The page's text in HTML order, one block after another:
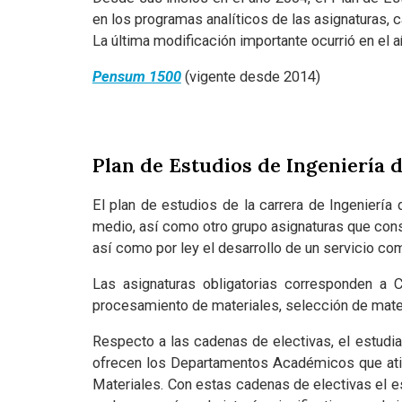
en los programas analíticos de las asignaturas,
La última modificación importante ocurrió en el
Pensum 1500(vigente desde 2014)
Plan de Estudios de Ingeniería
El plan de estudios de la carrera de
medio, así como otro grupo asignaturas que
así como por ley el desarrollo de un servicio
Las asignaturas obligatorias corresponden
procesamiento de materiales, selección de
Respecto a las cadenas de electivas, el
ofrecen los Departamentos Académicos que
Materiales. Con estas cadenas de electivas el